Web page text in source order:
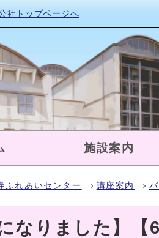
社トップページへ
施設案内
ふれあいセンター 講座案内
になりました】